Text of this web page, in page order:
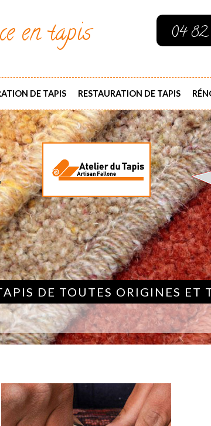
en tapis 04
DE TAPIS RESTAURATION DE TAPIS
DE TOUTES ORIGINES ET